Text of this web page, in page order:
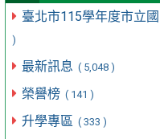
臺北市115學年度市立
)
最新訊息 ( 5,048 )
榮譽榜 ( 141 )
升學專區 ( 333 )